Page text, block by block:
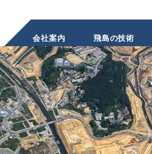
会社案内 飛島の技術